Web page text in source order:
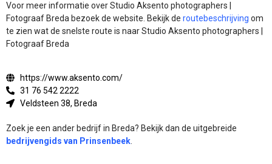
Voor meer informatie over Studio Aksento photographers |
Fotograaf Breda bezoek de website. Bekijk de routebeschrijving om
te zien wat de snelste route is naar Studio Aksento photographers |
Fotograaf Breda
https://www.aksento.com/
31 76 542 2222
Veldsteen 38, Breda
Zoek je een ander bedrijf in Breda? Bekijk dan de uitgebreide
bedrijvengids van Prinsenbeek